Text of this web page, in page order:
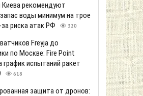
рекомендуют
воды минимум на трое
риска атак РФ
320
Freyja до
по Москве: Fire Point
график испытаний ракет
618
защита от дронов: